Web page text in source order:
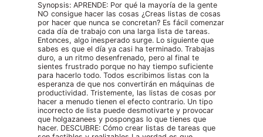
Synopsis: APRENDE: Por qué la mayoría de la gente
NO consigue hacer las cosas ¿Creas listas de cosas
por hacer que nunca se concretan? Es fácil comenzar
cada día de trabajo con una larga lista de tareas.
Entonces, algo inesperado surge. Lo siguiente que
sabes es que el día ya casi ha terminado. Trabajas
duro, a un ritmo desenfrenado, pero al final te
sientes frustrado porque no hay tiempo suficiente
para hacerlo todo. Todos escribimos listas con la
esperanza de que nos convertirán en máquinas de
productividad. Tristemente, las listas de cosas por
hacer a menudo tienen el efecto contrario. Un tipo
incorrecto de lista puede desmotivarte y provocar
que holgazanees y pospongas lo que tienes que
hacer. DESCUBRE: Cómo crear listas de tareas que